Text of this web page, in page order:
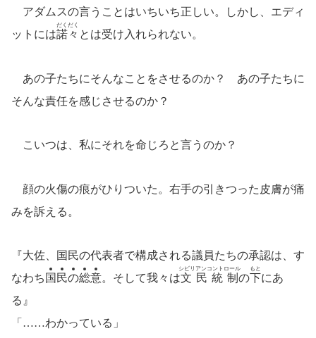
アダムスの言うことはいちいち正しい。しかし、エディ
ットには諾々
だくだく
とは受け入れられない。
あの子たちにそんなことをさせるのか？ あの子たちに
そんな責任を感じさせるのか？
こいつは、私にそれを命じろと言うのか？
顔の火傷の痕がひりついた。右手の引きつった皮膚が痛
みを訴える。
『大佐、国民の代表者で構成される議員たちの承認は、す
なわち 国 民の総意。そして我々は文民統制
シビリアンコントロール
の下
もと
にあ
る』
「……わかっている」